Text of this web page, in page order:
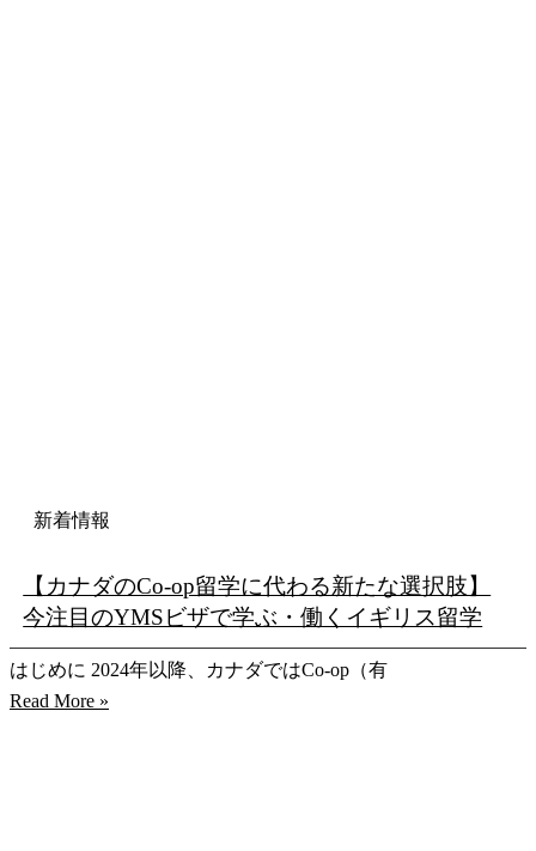
新着情報
【カナダのCo-op留学に代わる新たな選択肢】
今注目のYMSビザで学ぶ・働くイギリス留学
はじめに 2024年以降、カナダではCo-op（有
Read More »